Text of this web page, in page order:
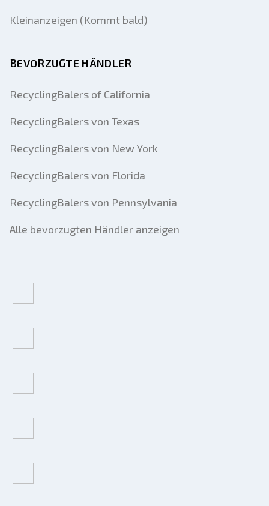
Kleinanzeigen (Kommt bald)
BEVORZUGTE HÄNDLER
RecyclingBalers of California
RecyclingBalers von Texas
RecyclingBalers von New York
RecyclingBalers von Florida
RecyclingBalers von Pennsylvania
Alle bevorzugten Händler anzeigen